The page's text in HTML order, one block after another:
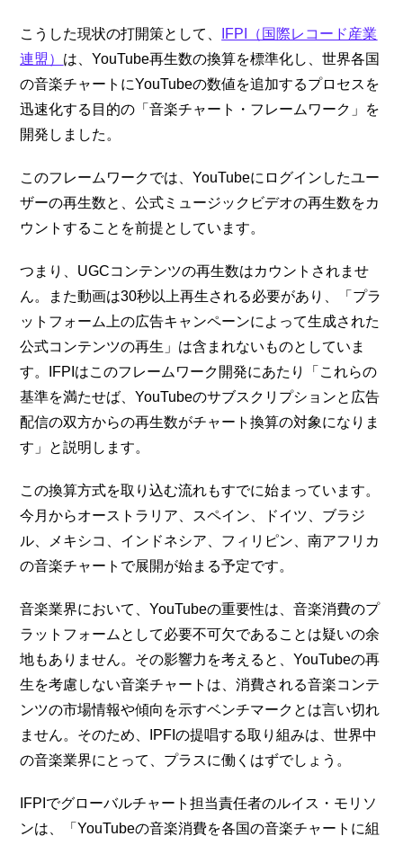
こうした現状の打開策として、
IFPI（国際レコード産業
連盟） は、YouTube再生数の換算を標準化し、世界各国
の音楽チャートにYouTubeの数値を追加するプロセスを
迅速化する目的の「音楽チャート・フレームワーク」を
開発しました。
このフレームワークでは、YouTubeにログインしたユー
ザーの再生数と、公式ミュージックビデオの再生数をカ
ウントすることを前提としています。
つまり、UGCコンテンツの再生数はカウントされませ
ん。また動画は30秒以上再生される必要があり、「プラ
ットフォーム上の広告キャンペーンによって生成された
公式コンテンツの再生」は含まれないものとしていま
す。IFPIはこのフレームワーク開発にあたり「これらの
基準を満たせば、YouTubeのサブスクリプションと広告
配信の双方からの再生数がチャート換算の対象になりま
す」と説明します。
この換算方式を取り込む流れもすでに始まっています。
今月からオーストラリア、スペイン、ドイツ、ブラジ
ル、メキシコ、インドネシア、フィリピン、南アフリカ
の音楽チャートで展開が始まる予定です。
音楽業界において、YouTubeの重要性は、音楽消費のプ
ラットフォームとして必要不可欠であることは疑いの余
地もありません。その影響力を考えると、YouTubeの再
生を考慮しない音楽チャートは、消費される音楽コンテ
ンツの市場情報や傾向を示すベンチマークとは言い切れ
ません。そのため、IPFIの提唱する取り組みは、世界中
の音楽業界にとって、プラスに働くはずでしょう。
IFPIでグローバルチャート担当責任者のルイス・モリソ
ンは、「YouTubeの音楽消費を各国の音楽チャートに組